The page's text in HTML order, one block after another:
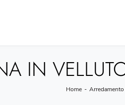
IN
Home - Arredamento